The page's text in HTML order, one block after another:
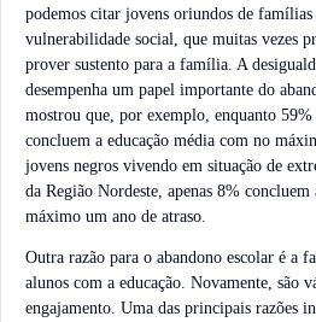
podemos citar jovens oriundos de famílias
vulnerabilidade social, que muitas vezes
prover sustento para a família. A
desempenha um papel importante do
mostrou que, por exemplo, enquanto
concluem a educação média com no
jovens negros vivendo em situação de
da Região Nordeste, apenas 8%
máximo um ano de atraso.
Outra razão para o abandono escolar é a
alunos com a educação. Novamente, são
engajamento. Uma das principais razões